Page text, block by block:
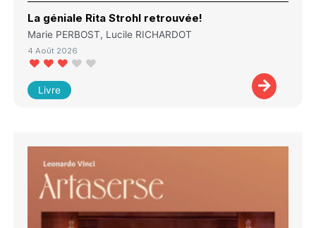
La géniale Rita Strohl retrouvée!
Marie PERBOST, Lucile RICHARDOT
4 Août 2026
Livre